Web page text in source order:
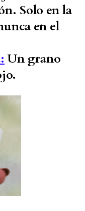
Solo en la
en el
Un grano